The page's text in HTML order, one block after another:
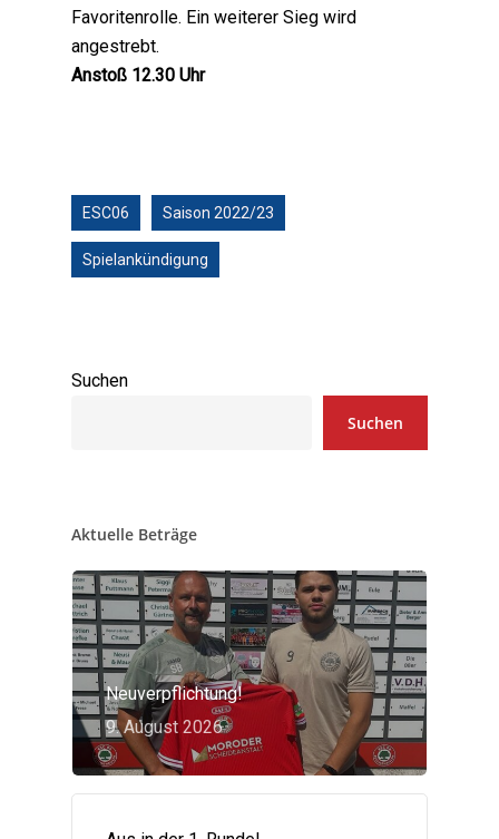
Favoritenrolle. Ein weiterer Sieg wird
angestrebt.
Anstoß 12.30 Uhr
ESC06 Saison 2022/23
Spielankündigung
Suchen
Suchen
Aktuelle Beträge
Neuverpflichtung!
9. August 2026